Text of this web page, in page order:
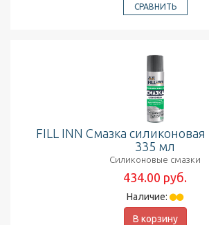
СРАВНИТЬ
FILL INN Смазка силиконовая
335 мл
Силиконовые смазки
434.00 руб.
Наличие:
В корзину